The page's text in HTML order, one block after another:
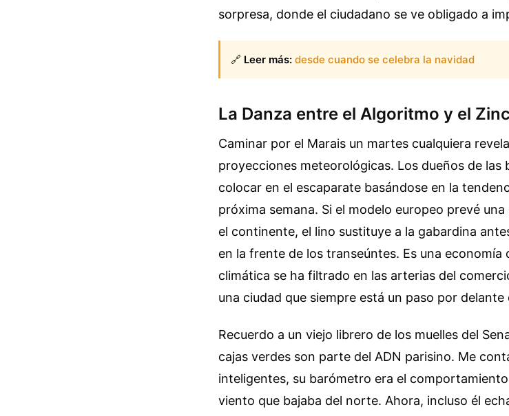
sorpresa, donde el ciudadano se ve obligado a
🔗 Leer más: desde cuando se celebra la navidad
La Danza entre el Algoritmo y el Zinc
Caminar por el Marais un martes cualquiera
proyecciones meteorológicas. Los dueños de las
colocar en el escaparate basándose en la
próxima semana. Si el modelo europeo prevé
el continente, el lino sustituye a la gabardina
en la frente de los transeúntes. Es una
climática se ha filtrado en las arterias del
una ciudad que siempre está un paso por delante
Recuerdo a un viejo librero de los muelles del
cajas verdes son parte del ADN parisino. Me
inteligentes, su barómetro era el
viento que bajaba del norte. Ahora, incluso él